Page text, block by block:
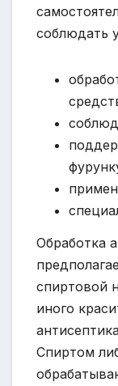
соблюдать
Обработка
спиртовой
иного
Спиртом